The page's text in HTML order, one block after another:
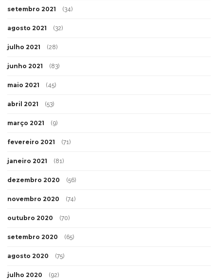
setembro 2021 (34)
agosto 2021 (32)
julho 2021 (28)
junho 2021 (83)
maio 2021 (45)
abril 2021 (53)
março 2021 (9)
fevereiro 2021 (71)
janeiro 2021 (81)
dezembro 2020 (56)
novembro 2020 (74)
outubro 2020 (70)
setembro 2020 (65)
agosto 2020 (75)
julho 2020 (92)